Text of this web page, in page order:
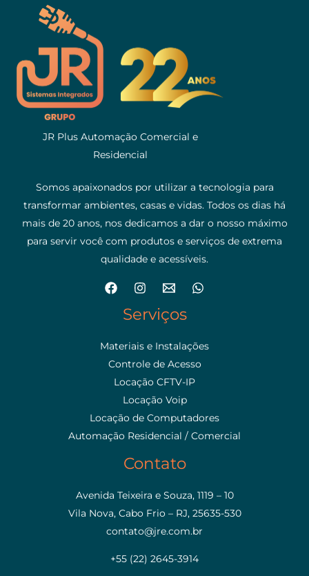
JR Plus Automação Comercial e
Residencial
Somos apaixonados por utilizar a tecnologia para
transformar ambientes, casas e vidas. Todos os dias há
mais de 20 anos, nos dedicamos a dar o nosso máximo
para servir você com produtos e serviços de extrema
qualidade e acessíveis.
Serviços
Materiais e Instalações
Controle de Acesso
Locação CFTV-IP
Locação Voip
Locação de Computadores
Automação Residencial / Comercial
Contato
Avenida Teixeira e Souza, 1119 – 10
Vila Nova, Cabo Frio – RJ, 25635-530
contato@jre.com.br
+55 (22) 2645-3914